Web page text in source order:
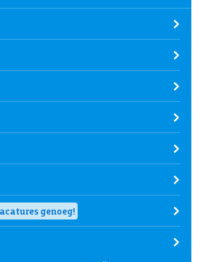
genoeg!